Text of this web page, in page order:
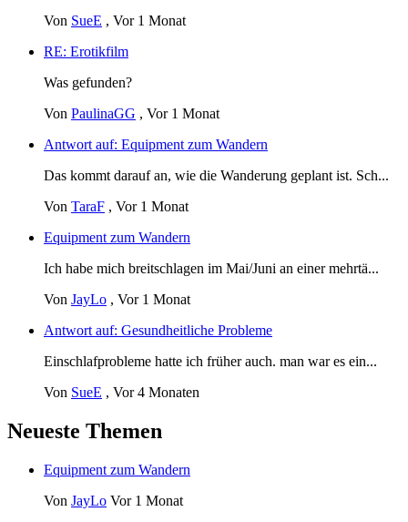
Von SueE , Vor 1 Monat
RE: Erotikfilm
Was gefunden?
Von PaulinaGG , Vor 1 Monat
Antwort auf: Equipment zum Wandern
Das kommt darauf an, wie die Wanderung geplant ist. Sch...
Von TaraF , Vor 1 Monat
Equipment zum Wandern
Ich habe mich breitschlagen im Mai/Juni an einer mehrtä...
Von JayLo , Vor 1 Monat
Antwort auf: Gesundheitliche Probleme
Einschlafprobleme hatte ich früher auch. man war es ein...
Von SueE , Vor 4 Monaten
Neueste Themen
Equipment zum Wandern
Von JayLo Vor 1 Monat